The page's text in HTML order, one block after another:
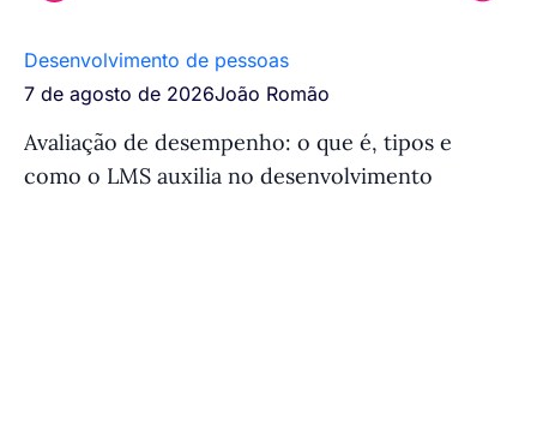
Desenvolvimento de pessoas
7 de agosto de 2026João Romão
Avaliação de desempenho: o que é, tipos e
como o LMS auxilia no desenvolvimento